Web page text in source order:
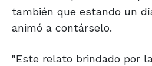
también que estando un
animó a contárselo.
"Este relato brindado por